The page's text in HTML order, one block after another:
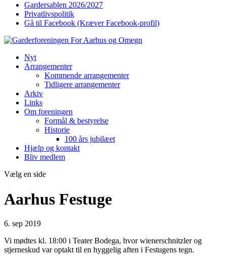
Gardersablen 2026/2027
Privatlivspolitik
Gå til Facebook (Kræver Facebook-profil)
Nyt
Arrangementer
Kommende arrangementer
Tidligere arrangementer
Arkiv
Links
Om foreningen
Formål & bestyrelse
Historie
100 års jubilæet
Hjælp og kontakt
Bliv medlem
Vælg en side
Aarhus Festuge
6. sep 2019
Vi mødtes kl. 18:00 i Teater Bodega, hvor wienerschnitzler og
stjerneskud var optakt til en hyggelig aften i Festugens tegn.